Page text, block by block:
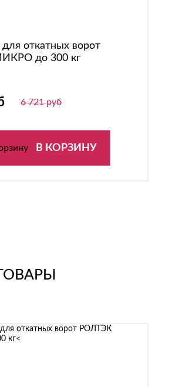
откатных ворот
до 300 кг
6 721 руб
В КОРЗИНУ